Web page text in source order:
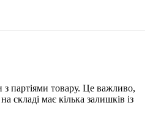
партіями товару. Це важливо,
складі має кілька залишків із